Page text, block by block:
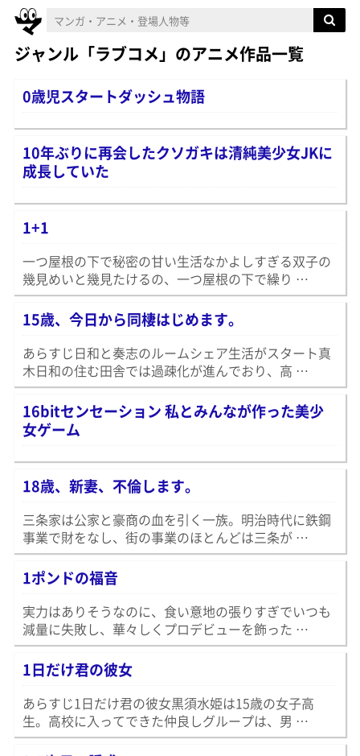
ジャンル「ラブコメ」のアニメ作品一覧
0歳児スタートダッシュ物語
10年ぶりに再会したクソガキは清純美少女JKに
成長していた
1+1
一つ屋根の下で秘密の甘い生活なかよしすぎる双子の
幾見めいと幾見たけるの、一つ屋根の下で繰り …
15歳、今日から同棲はじめます。
あらすじ日和と奏志のルームシェア生活がスタート真
木日和の住む田舎では過疎化が進んでおり、高 …
16bitセンセーション 私とみんなが作った美少
女ゲーム
18歳、新妻、不倫します。
三条家は公家と豪商の血を引く一族。明治時代に鉄鋼
事業で財をなし、街の事業のほとんどは三条が …
1ポンドの福音
実力はありそうなのに、食い意地の張りすぎでいつも
減量に失敗し、華々しくプロデビューを飾った …
1日だけ君の彼女
あらすじ1日だけ君の彼女黒須水姫は15歳の女子高
生。高校に入ってできた仲良しグループは、男 …